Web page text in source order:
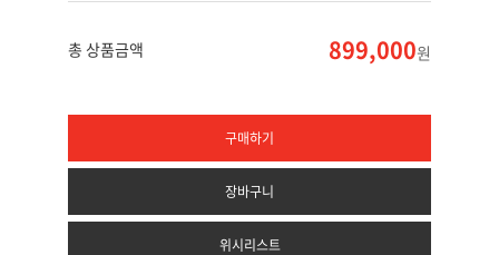
총 상품금액 899,000원
구매하기
장바구니
위시리스트